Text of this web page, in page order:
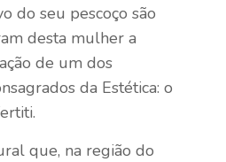
do seu pescoço são
desta mulher a
de um dos
da Estética: o
que, na região do